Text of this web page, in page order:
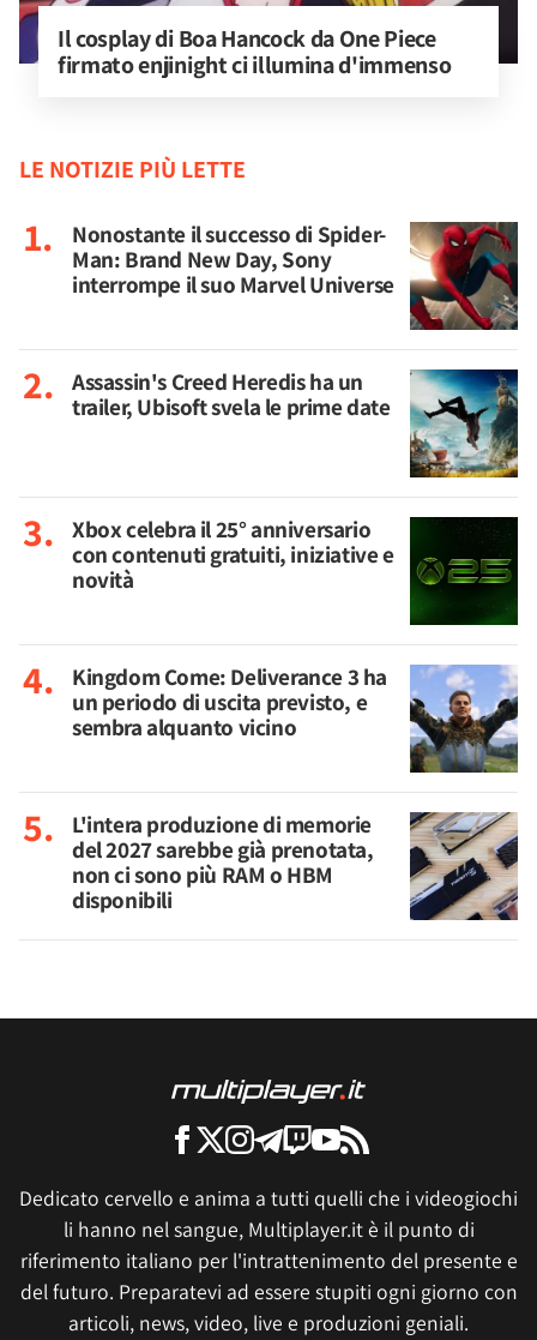
Il cosplay di Boa Hancock da One Piece
firmato enjinight ci illumina d'immenso
LE NOTIZIE PIÙ LETTE
Nonostante il successo di Spider-
Man: Brand New Day, Sony
interrompe il suo Marvel Universe
Assassin's Creed Heredis ha un
trailer, Ubisoft svela le prime date
Xbox celebra il 25° anniversario
con contenuti gratuiti, iniziative e
novità
Kingdom Come: Deliverance 3 ha
un periodo di uscita previsto, e
sembra alquanto vicino
L'intera produzione di memorie
del 2027 sarebbe già prenotata,
non ci sono più RAM o HBM
disponibili
Dedicato cervello e anima a tutti quelli che i videogiochi
li hanno nel sangue, Multiplayer.it è il punto di
riferimento italiano per l'intrattenimento del presente e
del futuro. Preparatevi ad essere stupiti ogni giorno con
articoli, news, video, live e produzioni geniali.